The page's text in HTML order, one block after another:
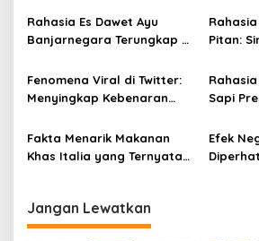
o
Rahasia Es Dawet Ayu
Banjarnegara Terungkap di
Pitan:
Fenomena Viral di Twitter:
Menyingkap Kebenaran
Sama dengan Daging
Sapi
Fakta Menarik Makanan
Khas Italia yang Ternyata
Efek
Jangan Lewatkan